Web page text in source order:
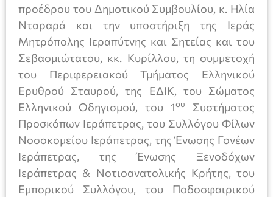
προέδρου του Δημοτικού Συμβουλίου, κ. Ηλία
Νταραρά και την υποστήριξη της Ιεράς
Μητρόπολης Ιεραπύτνης και Σητείας και του
Σεβασμιώτατου, κκ. Κυρίλλου, τη συμμετοχή
του Περιφερειακού Τμήματος Ελληνικού
Ερυθρού Σταυρού, της ΕΔΙΚ, του Σώματος
Ελληνικού Οδηγισμού, του 1ου
Συστήματος
Προσκόπων Ιεράπετρας, του Συλλόγου Φίλων
Νοσοκομείου Ιεράπετρας, της Ένωσης Γονέων
Ιεράπετρας, της Ένωσης Ξενοδόχων
Ιεράπετρας & Νοτιοανατολικής Κρήτης, του
Εμπορικού Συλλόγου, του Ποδοσφαιρικού